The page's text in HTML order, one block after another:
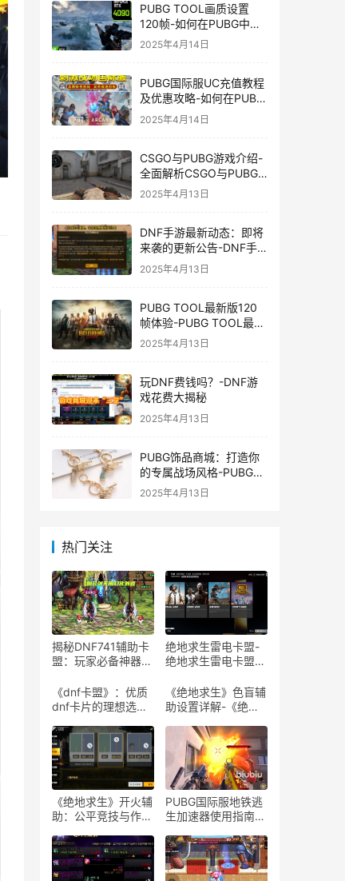
PUBG TOOL画质设置
120帧-如何在PUBG中使
用PUBG TOOL实现120
2025年4月14日
PUBG国际服UC充值教程
及优惠攻略-如何在PUBG
国际服中进行高效且安全
的UC充值
2025年4月14日
CSGO与PUBG游戏介绍-
全面解析CSGO与PUBG
这两款热门射击游戏
2025年4月13日
DNF手游最新动态：即将
来袭的更新公告-DNF手
游最新消息与更新时间表
2025年4月13日
PUBG TOOL最新版120
帧体验-PUBG TOOL最新
版120帧游戏体验优化
2025年4月13日
玩DNF费钱吗？-DNF游
戏花费大揭秘
2025年4月13日
PUBG饰品商城：打造你
的专属战场风格-PUBG游
戏内饰品购买指南
2025年4月13日
热门关注
揭秘DNF741辅助卡
盟：玩家必备神器-
盟的隐藏功能与实战
技巧
绝地求生雷电卡盟-
绝地求生雷电卡盟平
《dnf卡盟》：优质
dnf卡片的理想选择-
它是dnf玩家的首选
平台
《绝地求生》色盲辅
助设置详解-《绝地
设置与体验
《绝地求生》开火辅
助：公平竞技与作弊
《绝地求生》游戏中
开火辅助工具的影响
与风险
PUBG国际服地铁逃
生加速器使用指南-
国际服地铁逃生加速
器提升游戏体验